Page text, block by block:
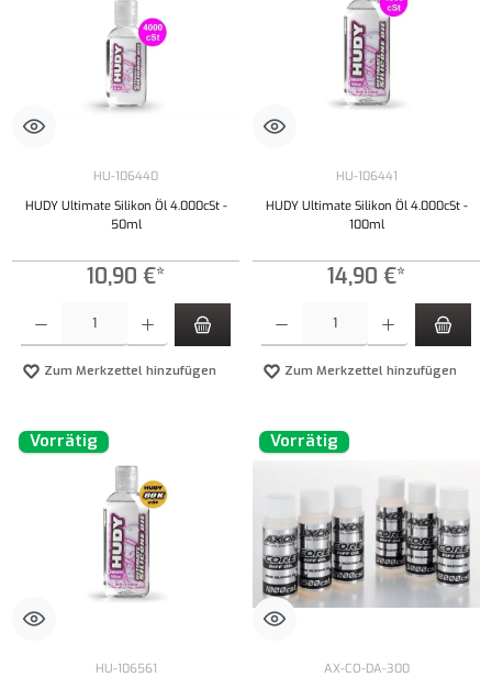
HU-106440
HUDY Ultimate Silikon Öl 4.000cSt -
50ml
10,90 €*
Zum Merkzettel hinzufügen
HU-106441
HUDY Ultimate Silikon Öl 4.000cSt -
100ml
14,90 €*
Zum Merkzettel hinzufügen
Vorrätig
HU-106561
Vorrätig
AX-CO-DA-300